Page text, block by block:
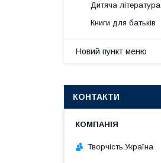
Дитяча література
Книги для батьків
Новий пункт меню
КОНТАКТИ
Творчість.Україна